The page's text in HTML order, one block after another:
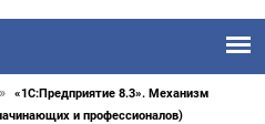
»
«1С:Предприятие 8.3». Механизм
и профессионалов)